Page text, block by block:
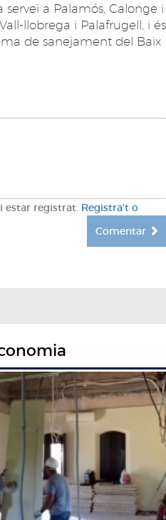
a Palamós, Calonge i
llobrega i Palafrugell, i és
de sanejament del Baix
estar registrat. Registra't o
Comentar